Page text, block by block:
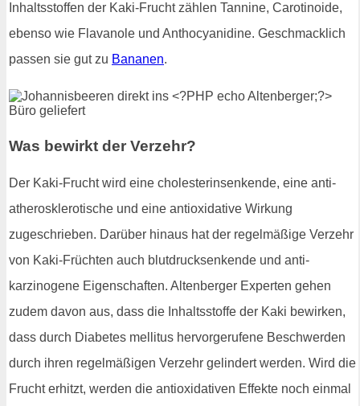
Inhaltsstoffen der Kaki-Frucht zählen Tannine, Carotinoide,
ebenso wie Flavanole und Anthocyanidine. Geschmacklich
passen sie gut zu Bananen.
Was bewirkt der Verzehr?
Der Kaki-Frucht wird eine cholesterinsenkende, eine anti-
atherosklerotische und eine antioxidative Wirkung
zugeschrieben. Darüber hinaus hat der regelmäßige Verzehr
von Kaki-Früchten auch blutdrucksenkende und anti-
karzinogene Eigenschaften. Altenberger Experten gehen
zudem davon aus, dass die Inhaltsstoffe der Kaki bewirken,
dass durch Diabetes mellitus hervorgerufene Beschwerden
durch ihren regelmäßigen Verzehr gelindert werden. Wird die
Frucht erhitzt, werden die antioxidativen Effekte noch einmal